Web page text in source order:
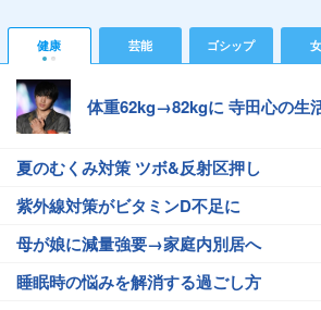
健康 芸能 ゴシップ
体重62kg→82kgに 寺田心の生
夏のむくみ対策 ツボ&反射区押し
紫外線対策がビタミンD不足に
母が娘に減量強要→家庭内別居へ
睡眠時の悩みを解消する過ごし方